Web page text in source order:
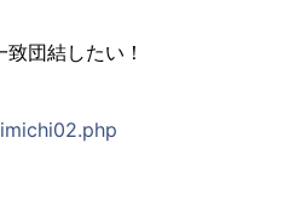
団結したい！